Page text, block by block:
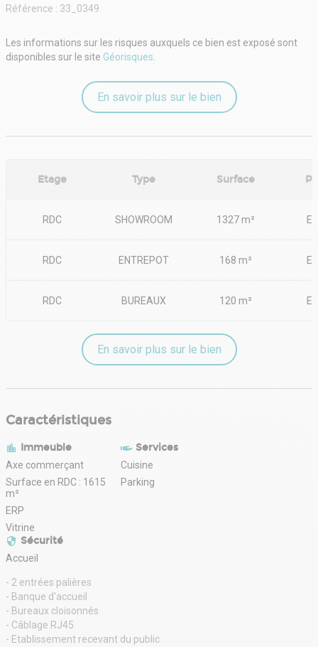
- Dépôt de garantie : 3 mois HT/HC
Référence : 33_0349
Les informations sur les risques auxquels ce bien est exposé sont
disponibles sur le site Géorisques.
En savoir plus sur le bien
Etage Type Surface
RDC SHOWROOM 1327 m²
RDC ENTREPOT 168 m²
RDC BUREAUX 120 m²
En savoir plus sur le bien
Caractéristiques
Immeuble
Axe commerçant
Surface en RDC : 1615
m²
ERP
Vitrine
Services
Cuisine
Parking
Sécurité
Accueil
- 2 entrées palières
- Banque d'accueil
- Bureaux cloisonnés
- Câblage RJ45
- Etablissement recevant du public